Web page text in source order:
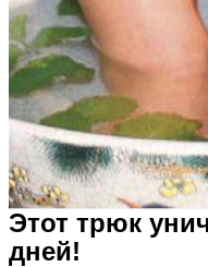
Этот трюк
дней!